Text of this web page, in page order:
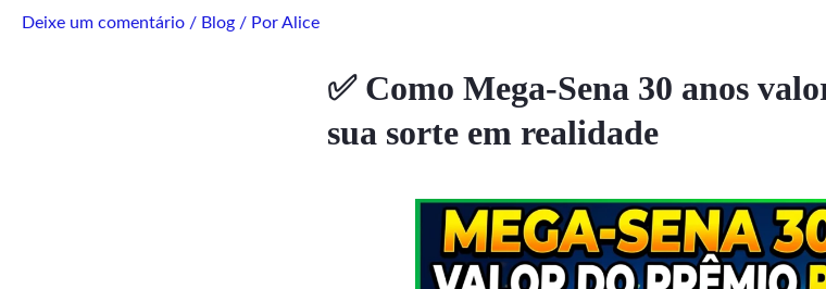
Deixe um comentário / Blog / PorAlice
✅ Como Mega-Sena 30 anos
sua sorte em realidade